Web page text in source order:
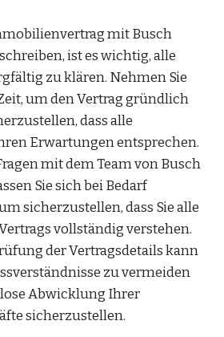
mit Busch
ist es wichtig, alle
zu klären. Nehmen Sie
um den Vertrag gründlich
dass alle
Erwartungen entsprechen.
mit dem Team von Busch
Sie sich bei Bedarf
sicherzustellen, dass Sie alle
vollständig verstehen.
der Vertragsdetails kann
zu vermeiden
Abwicklung Ihrer
sicherzustellen.